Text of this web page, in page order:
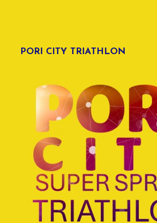
PORI CITY TRIATHLON